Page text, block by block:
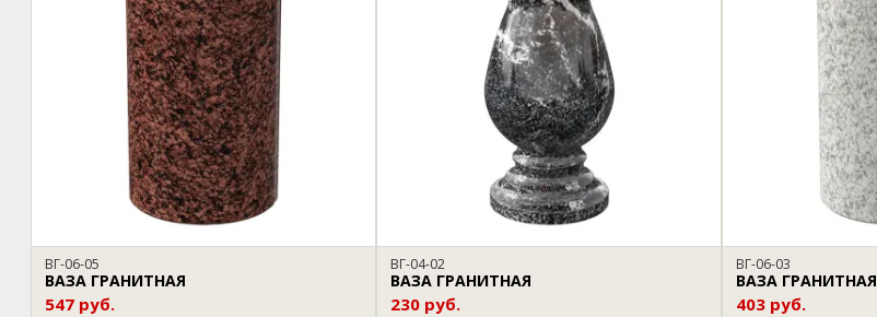
ВГ-06-05
ВАЗА ГРАНИТНАЯ
547 руб.
ВГ-04-02
ВАЗА ГРАНИТНАЯ
230 руб.
ВГ-06-03
ВАЗА ГРАНИТНАЯ
403 руб.